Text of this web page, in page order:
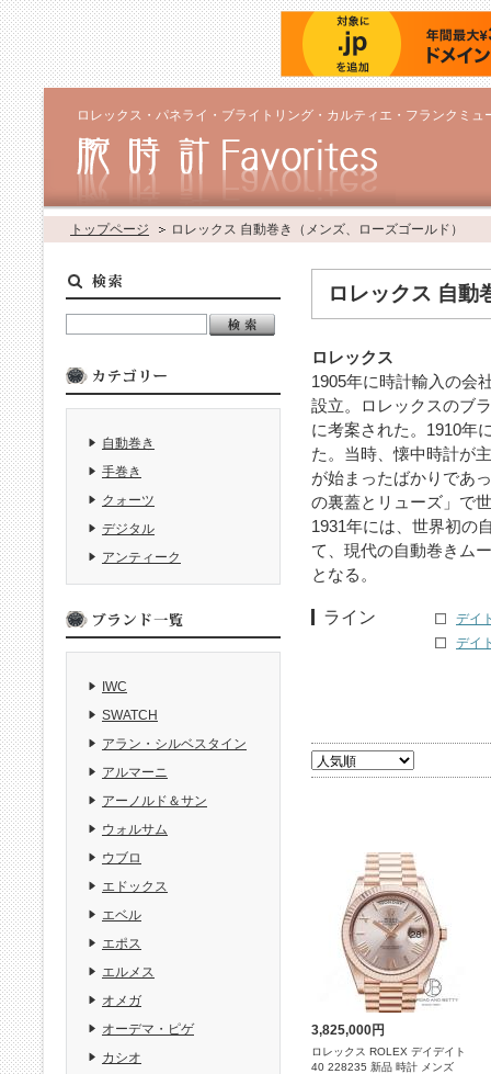
ロレックス・パネライ・ブライトリング・カルティエ・フランクミ
トップページ ロレックス 自動巻き（メンズ、ローズゴールド）
ロレックス 自動
ロレックス
1905年に時計輸入の会
設立。ロレックスのブ
に考案された。1910年
た。当時、懐中時計が
が始まったばかりであ
の裏蓋とリューズ」で
1931年には、世界初の
て、現代の自動巻きム
となる。
ライン
デイ
デイ
3,825,000円
ロレックス ROLEX デイデイト
40 228235 新品 時計 メンズ
自動巻き
手巻き
クォーツ
デジタル
アンティーク
IWC
SWATCH
アラン・シルベスタイン
アルマーニ
アーノルド＆サン
ウォルサム
ウブロ
エドックス
エベル
エポス
エルメス
オメガ
オーデマ・ピゲ
カシオ